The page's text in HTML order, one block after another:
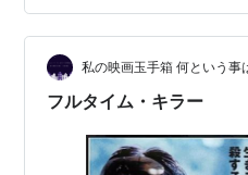
り合わせる。だが、その航
ープに乗っ取られてしまう
ため、単身でハイジャック犯
だった。 まさに手に汗握る
私の映画玉手箱 何という事
フルタイム・キラー